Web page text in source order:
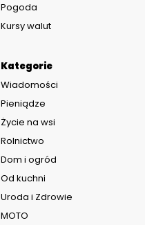
Kategorie
Wiadomości
Pieniądze
Życie na wsi
Rolnictwo
Dom i ogród
Od kuchni
Uroda i Zdrowie
MOTO
Pogoda
Kursy walut